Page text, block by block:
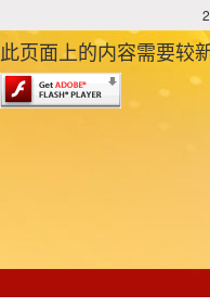
此页面上的内容需要较